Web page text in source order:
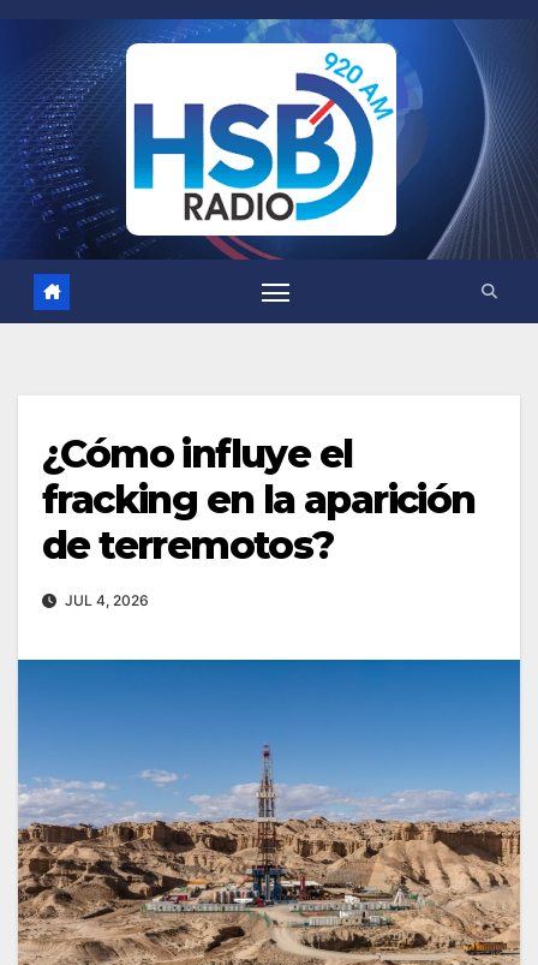
contenido
¿Cómo influye el
fracking en la aparición
de terremotos?
JUL 4, 2026